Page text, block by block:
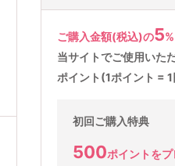
ご購入金額(税込)の5%
当サイトでご使用いた
ポイント(1ポイント =
初回ご購入特典
500ポイントをプ